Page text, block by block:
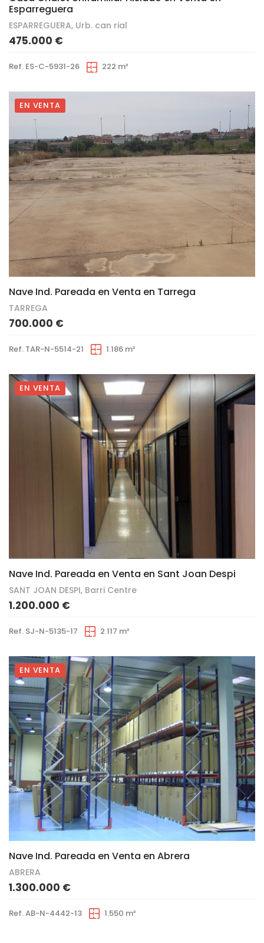
Esparreguera
ESPARREGUERA, Urb. can rial
475.000 €
Ref. ES-C-5931-26 222 m²
EN VENTA
7
Nave Ind. Pareada en Venta en Tarrega
TARREGA
700.000 €
Ref. TAR-N-5514-21 1.186 m²
EN VENTA
Nave Ind. Pareada en Venta en Sant Joan Despi
SANT JOAN DESPI, Barri Centre
1.200.000 €
Ref. SJ-N-5135-17 2.117 m²
EN VENTA
Nave Ind. Pareada en Venta en Abrera
ABRERA
1.300.000 €
Ref. AB-N-4442-13 1.550 m²